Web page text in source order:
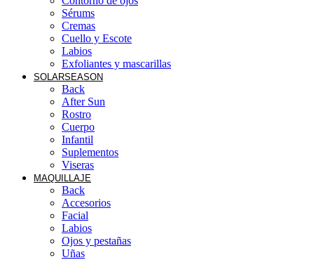
Sérums
Cremas
Cuello y Escote
Labios
Exfoliantes y mascarillas
SOLARSEASON
Back
After Sun
Rostro
Cuerpo
Infantil
Suplementos
Viseras
MAQUILLAJE
Back
Accesorios
Facial
Labios
Ojos y pestañas
Uñas